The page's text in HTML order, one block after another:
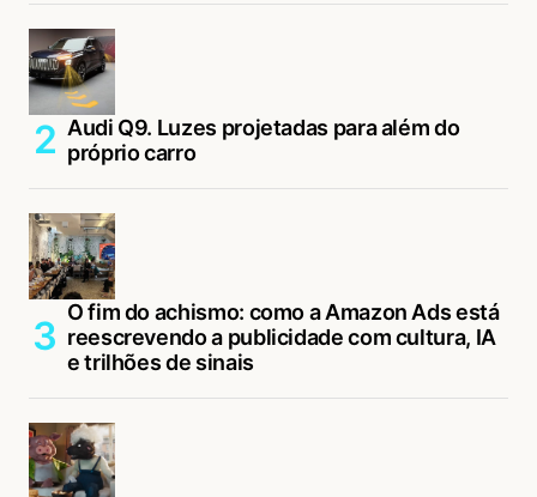
Audi Q9. Luzes projetadas para além do
próprio carro
O fim do achismo: como a Amazon Ads está
reescrevendo a publicidade com cultura, IA
e trilhões de sinais